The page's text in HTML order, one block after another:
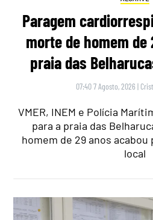
Paragem
morte de homem
praia das
07:40 7 Agosto, 2026 |
VMER, INEM e Polícia
para a praia das
homem de 29 anos
local